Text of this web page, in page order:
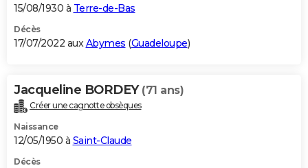
15/08/1930 à Terre-de-Bas
Décès
17/07/2022 auxAbymes (Guadeloupe)
Jacqueline BORDEY (71 ans)
Créer une cagnotte obsèques
Naissance
12/05/1950 à Saint-Claude
Décès